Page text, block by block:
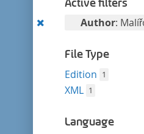
Active filters
Remove
filter
Author:
File Type
Edition 1
XML 1
Language